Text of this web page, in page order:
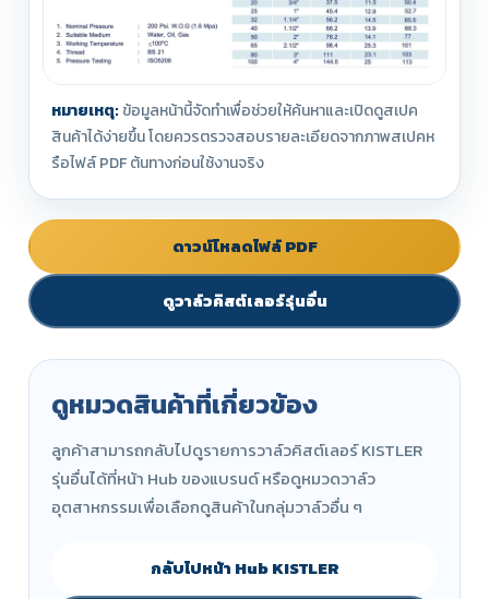
หมายเหตุ: ข้อมูลหน้านี้จัดทำเพื่อช่วยให้ค้นหาและเปิดดูสเปค
สินค้าได้ง่ายขึ้น โดยควรตรวจสอบรายละเอียดจากภาพสเปคห
รือไฟล์ PDF ต้นทางก่อนใช้งานจริง
ดาวน์โหลดไฟล์ PDF
ดูวาล์วคิสต์เลอร์รุ่นอื่น
ดูหมวดสินค้าที่เกี่ยวข้อง
ลูกค้าสามารถกลับไปดูรายการวาล์วคิสต์เลอร์ KISTLER
รุ่นอื่นได้ที่หน้า Hub ของแบรนด์ หรือดูหมวดวาล์ว
อุตสาหกรรมเพื่อเลือกดูสินค้าในกลุ่มวาล์วอื่น ๆ
กลับไปหน้า Hub KISTLER